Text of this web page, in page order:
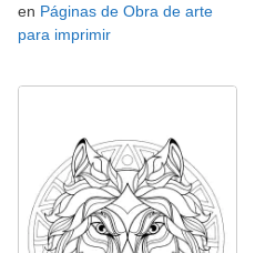
en Páginas de Obra de arte
para imprimir